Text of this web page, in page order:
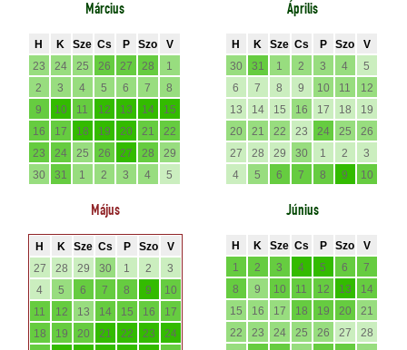
Március
H K Sze Cs P Szo
V
23
24 25 26 27 28
1
2
3 4 5 6 7
8
9
10 11 12 13 14
15
16
17 18 19 20 21
22
23
24 25 26 27 28
29
30
31 1 2 3 4 5
Április
H K Sze Cs P Szo
V
30
31 1 2 3 4
5
6
7 8 9 10 11
12
13
14 15 16 17 18
19
20
21 22 23 24 25
26
27
28 29 30 1 2
3
4
5 6 7 8 9 10
Május
H K Sze Cs P Szo
V
27
28 29 30 1 2
3
4
5 6 7 8 9
10
11
12 13 14 15 16
17
18
19 20 21 22 23
24
Június
H K Sze Cs P Szo
V
1
2 3 4 5 6
7
8
9 10 11 12 13
14
15
16 17 18 19 20
21
22
23 24 25 26 27
28